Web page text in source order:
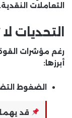
التعاملات النقدية.
التحديات
رغم مؤشرات
أبرزها:
الضغوط
قد